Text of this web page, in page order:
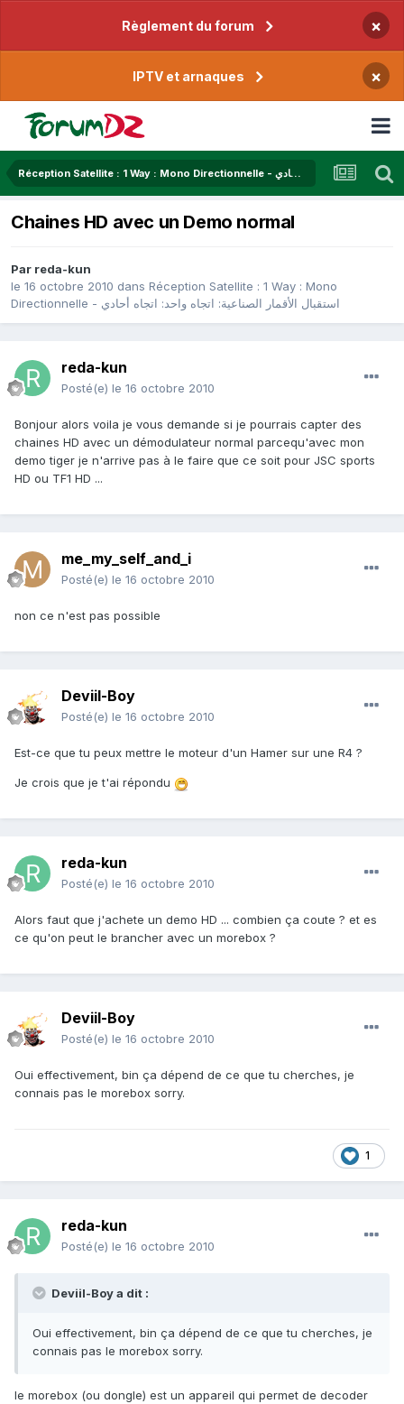
Règlement du forum ×
IPTV et arnaques ×
Réception Satellite : 1 Way : Mono Directionnelle - استقبال الأقمار الصناعية: اتجاه واحد: اتجاه أحادي
Chaines HD avec un Demo normal
Par reda-kun
le 16 octobre 2010 dans Réception Satellite : 1 Way : Mono
Directionnelle - استقبال الأقمار الصناعية: اتجاه واحد: اتجاه أحادي
reda-kun
Posté(e) le 16 octobre 2010
Bonjour alors voila je vous demande si je pourrais capter des
chaines HD avec un démodulateur normal parcequ'avec mon
demo tiger je n'arrive pas à le faire que ce soit pour JSC sports
HD ou TF1 HD ...
me_my_self_and_i
Posté(e) le 16 octobre 2010
non ce n'est pas possible
Deviil-Boy
Posté(e) le 16 octobre 2010
Est-ce que tu peux mettre le moteur d'un Hamer sur une R4 ?
Je crois que je t'ai répondu
reda-kun
Posté(e) le 16 octobre 2010
Alors faut que j'achete un demo HD ... combien ça coute ? et es
ce qu'on peut le brancher avec un morebox ?
Deviil-Boy
Posté(e) le 16 octobre 2010
Oui effectivement, bin ça dépend de ce que tu cherches, je
connais pas le morebox sorry.
1
reda-kun
Posté(e) le 16 octobre 2010
Deviil-Boy a dit :
Oui effectivement, bin ça dépend de ce que tu cherches, je
connais pas le morebox sorry.
le morebox (ou dongle) est un appareil qui permet de decoder